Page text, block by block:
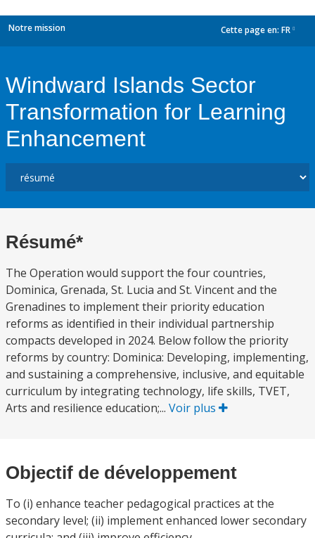
Notre mission Cette page en: FR
Windward Islands Sector
Transformation for Learning
Enhancement
Résumé*
The Operation would support the four countries,
Dominica, Grenada, St. Lucia and St. Vincent and the
Grenadines to implement their priority education
reforms as identified in their individual partnership
compacts developed in 2024. Below follow the priority
reforms by country: Dominica: Developing, implementing,
and sustaining a comprehensive, inclusive, and equitable
curriculum by integrating technology, life skills, TVET,
Arts and resilience education;... Voir plus
Objectif de développement
To (i) enhance teacher pedagogical practices at the
secondary level; (ii) implement enhanced lower secondary